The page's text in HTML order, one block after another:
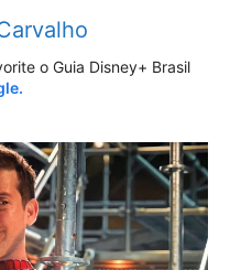
o Guia Disney+ Brasil